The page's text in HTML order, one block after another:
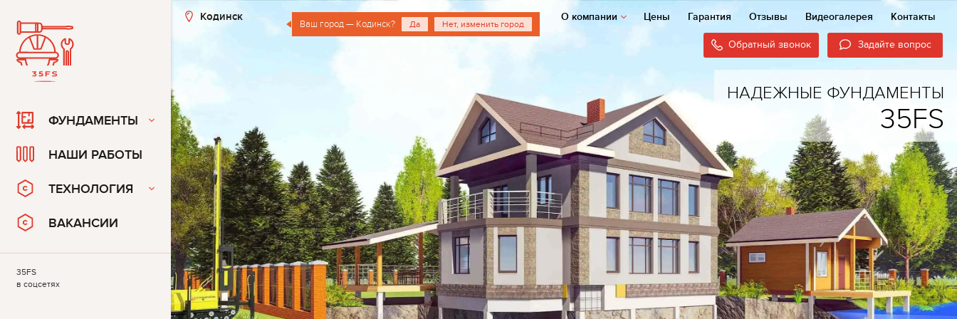
Кодинск
Ваш город — Кодинск? Да Нет, изменить город
О компании Цены Гарантия Отзывы Видеогалерея Контакты
Обратный звонок Задайте вопрос
НАДЕЖНЫЕ ФУНДАМЕНТЫ
35FS
ФУНДАМЕНТЫ
НАШИ РАБОТЫ
ТЕХНОЛОГИЯ
ВАКАНСИИ
35FS
в соцсетях